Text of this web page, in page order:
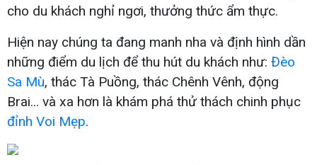
cho du khách nghỉ ngơi, thưởng thức ẩm thực.
Hiện nay chúng ta đang manh nha và định hình dần
những điểm du lịch để thu hút du khách như: Đèo
Sa Mù, thác Tà Puồng, thác Chênh Vênh, động
Brai... và xa hơn là khám phá thử thách chinh phục
đỉnh Voi Mẹp.